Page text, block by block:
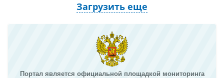
Загрузить еще
Портал является официальной площадкой мониторинга